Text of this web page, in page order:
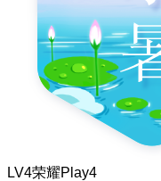
LV4荣耀Play4